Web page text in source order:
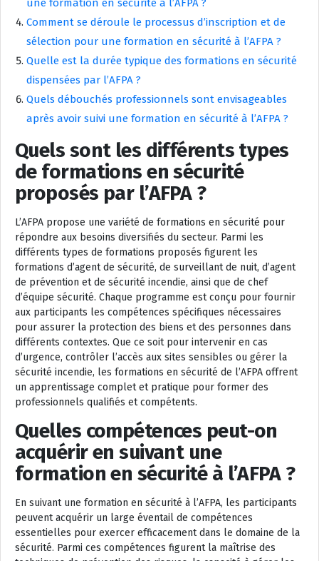
une formation en sécurité à l’AFPA ?
Comment se déroule le processus d’inscription et de
sélection pour une formation en sécurité à l’AFPA ?
Quelle est la durée typique des formations en sécurité
dispensées par l’AFPA ?
Quels débouchés professionnels sont envisageables
après avoir suivi une formation en sécurité à l’AFPA ?
Quels sont les différents types
de formations en sécurité
proposés par l’AFPA ?
L’AFPA propose une variété de formations en sécurité pour
répondre aux besoins diversifiés du secteur. Parmi les
différents types de formations proposés figurent les
formations d’agent de sécurité, de surveillant de nuit, d’agent
de prévention et de sécurité incendie, ainsi que de chef
d’équipe sécurité. Chaque programme est conçu pour fournir
aux participants les compétences spécifiques nécessaires
pour assurer la protection des biens et des personnes dans
différents contextes. Que ce soit pour intervenir en cas
d’urgence, contrôler l’accès aux sites sensibles ou gérer la
sécurité incendie, les formations en sécurité de l’AFPA offrent
un apprentissage complet et pratique pour former des
professionnels qualifiés et compétents.
Quelles compétences peut-on
acquérir en suivant une
formation en sécurité à l’AFPA ?
En suivant une formation en sécurité à l’AFPA, les participants
peuvent acquérir un large éventail de compétences
essentielles pour exercer efficacement dans le domaine de la
sécurité. Parmi ces compétences figurent la maîtrise des